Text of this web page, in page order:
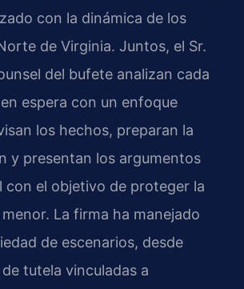
con la dinámica de los
de Virginia. Juntos, el Sr.
del bufete analizan cada
espera con un enfoque
los hechos, preparan la
y presentan los argumentos
con el objetivo de proteger la
La firma ha manejado
de escenarios, desde
tutela vinculadas a